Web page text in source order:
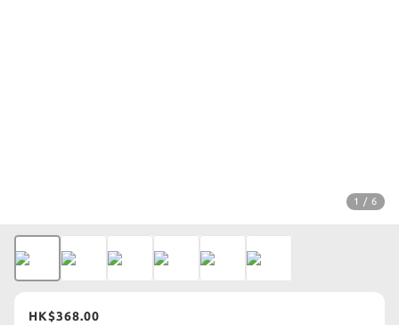
1 / 6
HK$368.00